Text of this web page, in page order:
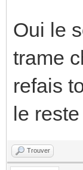
Oui le
trame
refais
le
Trouver